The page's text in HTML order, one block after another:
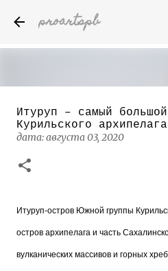
proartspb
Бумажные скульптуры
художника Келвина
Nicholls)
Итуруп – самый
Курильского архипелага
дата:августа 03, 2020
Итуруп-остров Южной группы
остров архипелага и часть
вулканических массивов и горных